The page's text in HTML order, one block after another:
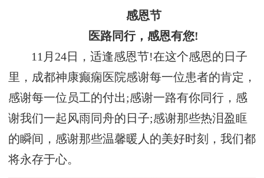
感恩节
医路同行，感恩有您!
11月24日，适逢感恩节!在这个感恩的日子
里，成都神康癫痫医院感谢每一位患者的肯定，
感谢每一位员工的付出;感谢一路有你同行，感
谢我们一起风雨同舟的日子;感谢那些热泪盈眶
的瞬间，感谢那些温馨暖人的美好时刻，我们都
将永存于心。